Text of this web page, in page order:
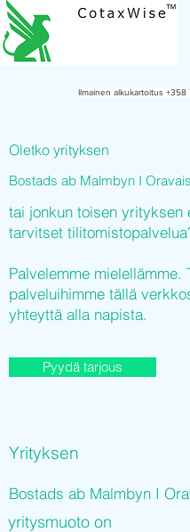
Ilmainen alkukartoitus +358
Oletko yrityksen
Bostads ab Malmbyn I Oravais
tai jonkun toisen yrityksen
tarvitset
Palvelemme mielellämme.
palveluihimme tällä
yhteyttä alla napista.
Pyydä tarjous
Yrityksen
Bostads ab Malmbyn I
yritysmuoto on